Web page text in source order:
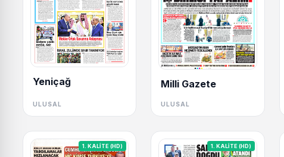
Yeniçağ
ULUSAL
Milli Gazete
ULUSAL
1. KALİTE (HD) 1. KALİTE (HD)